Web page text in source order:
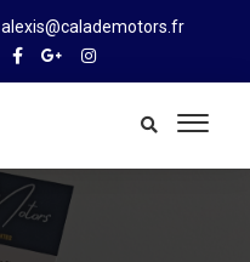
alexis@calademotors.fr